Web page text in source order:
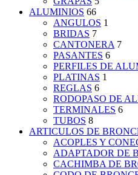
ALUMINIOS 66
ANGULOS 1
BRIDAS 7
CANTONERA 7
PASANTES 6
PERFILES DE
PLATINAS 1
REGLAS 6
RODOPASO DE
TERMINALES 6
TUBOS 8
ARTICULOS DE
ACOPLES Y
ADAPTADOR DE
CACHIMBA DE